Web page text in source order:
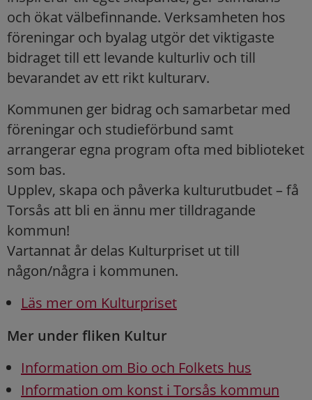
och ökat välbefinnande. Verksamheten hos
föreningar och byalag utgör det viktigaste
bidraget till ett levande kulturliv och till
bevarandet av ett rikt kulturarv.
Kommunen ger bidrag och samarbetar med
föreningar och studieförbund samt
arrangerar egna program ofta med biblioteket
som bas.
Upplev, skapa och påverka kulturutbudet – få
Torsås att bli en ännu mer tilldragande
kommun!
Vartannat år delas Kulturpriset ut till
någon/några i kommunen.
Läs mer om Kulturpriset
Mer under fliken Kultur
Information om Bio och Folkets hus
Information om konst i Torsås kommun